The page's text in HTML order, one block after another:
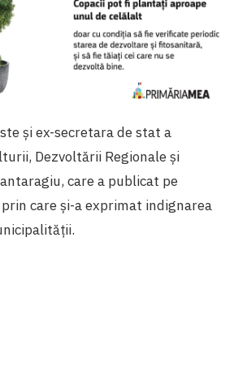
și ex-secretara de stat a
Dezvoltării Regionale și
care a publicat pe
care și-a exprimat indignarea